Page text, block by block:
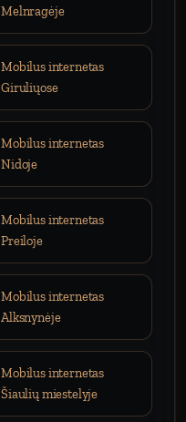
Melnragėje
Mobilus internetas
Giruliųose
Mobilus internetas
Nidoje
Mobilus internetas
Preiloje
Mobilus internetas
Alksnynėje
Mobilus internetas
Šiaulių miestelyje